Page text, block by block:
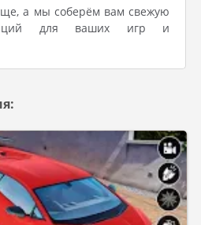
а мы соберём вам свежую
для ваших игр и